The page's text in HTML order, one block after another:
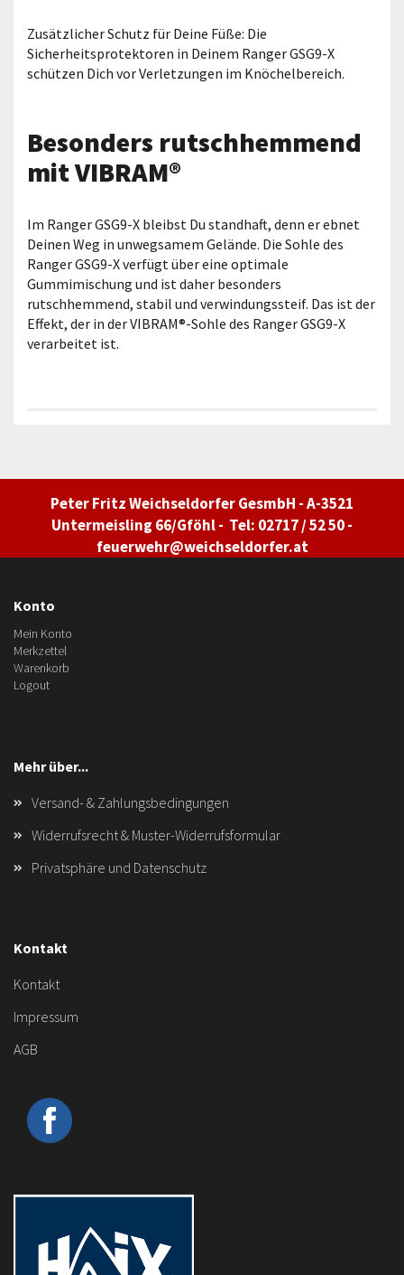
Zusätzlicher Schutz für Deine Füße: Die
Sicherheitsprotektoren in Deinem Ranger GSG9-X
schützen Dich vor Verletzungen im Knöchelbereich.
Besonders rutschhemmend
mit VIBRAM®
Im Ranger GSG9-X bleibst Du standhaft, denn er ebnet
Deinen Weg in unwegsamem Gelände. Die Sohle des
Ranger GSG9-X verfügt über eine optimale
Gummimischung und ist daher besonders
rutschhemmend, stabil und verwindungssteif. Das ist der
Effekt, der in der VIBRAM®-Sohle des Ranger GSG9-X
verarbeitet ist.
Peter Fritz Weichseldorfer GesmbH - A-3521
Untermeisling 66/Gföhl - Tel: 02717 / 52 50 -
feuerwehr@weichseldorfer.at
Konto
Mein Konto
Merkzettel
Warenkorb
Logout
Mehr über...
Versand- & Zahlungsbedingungen
Widerrufsrecht & Muster-Widerrufsformular
Privatsphäre und Datenschutz
Kontakt
Kontakt
Impressum
AGB